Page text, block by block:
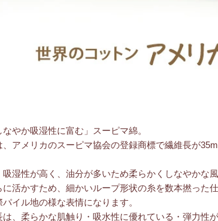
なやか吸湿性に富む」スーピマ綿。
、アメリカのスーピマ協会の登録商標で繊維長が
吸湿性が高く、油分が多いため柔らかくしなやかな
に活かすため、細かいループ形状の糸を数本撚った
イル地の様な表情になります。
、柔らかな肌触り・吸水性に優れている・弾力性